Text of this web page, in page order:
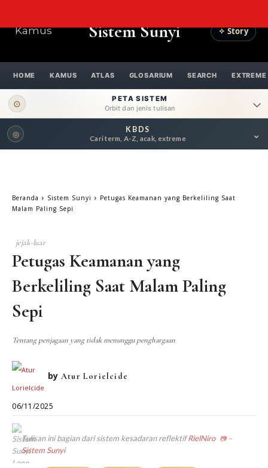
Kamus Sistem Sunyi ✧ Story
HOME KAMUS ATLAS GLOSARIUM SEARCH EXTREME
⊙
PETA SISTEM
Orbit dan jenis tulisan
ORBIT UTAMA
Metafisik-Naratif Penutup
JENIS TULISAN
ESAI RESONANSI
DIALEKTIKA SUNYI PEMBACAAN SUNYI
JEJAK SUNYI DI LUAR JEJAK SUNYI DALAM MUSIK
EXTREME DISTORTION
◎ KBDS
Cari term, A-Z, acak, extreme ⌄
Beranda Sistem Sunyi
Petugas Keamanan yang Berkeliling Saat
Malam Paling Sepi
jejak-luar
Petugas Keamanan yang
Berkeliling Saat Malam Paling
Sepi
Tentang penjagaan yang tidak menunggu penghargaan
by Atur Lorielcide
06/11/2025
Tulisan ini bagian dari sistem kesadaran reflektifRielNiro 📷–
Sistem Sunyi